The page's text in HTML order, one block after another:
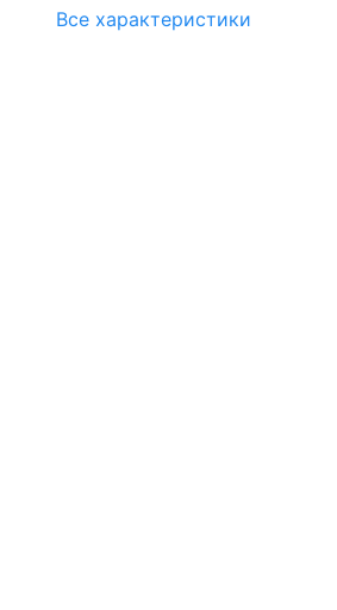
Все характеристики